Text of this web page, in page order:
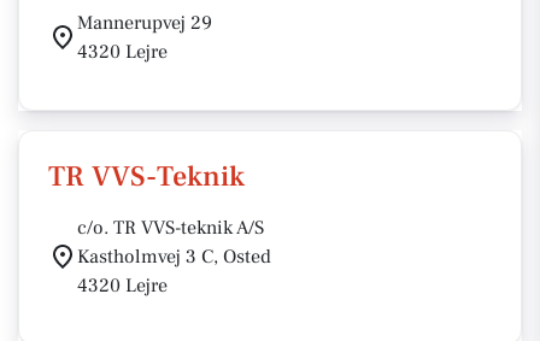
Mannerupvej 29
4320 Lejre
TR VVS-Teknik
c/o. TR VVS-teknik A/S
Kastholmvej 3 C, Osted
4320 Lejre